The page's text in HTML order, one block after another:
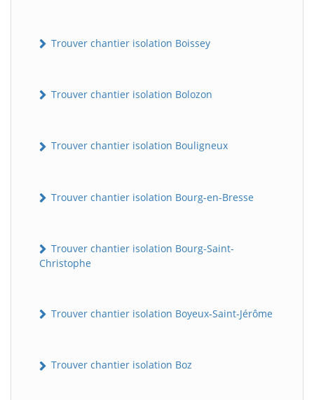
Trouver chantier isolation Boissey
Trouver chantier isolation Bolozon
Trouver chantier isolation Bouligneux
Trouver chantier isolation Bourg-en-Bresse
Trouver chantier isolation Bourg-Saint-
Christophe
Trouver chantier isolation Boyeux-Saint-Jérôme
Trouver chantier isolation Boz